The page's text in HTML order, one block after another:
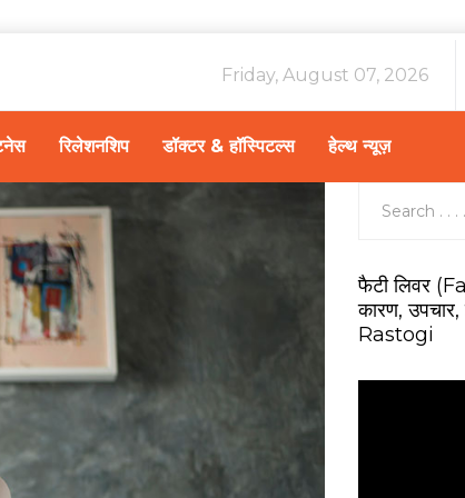
Friday, August 07, 2026
रिलेशनशिप डॉक्टर & हॉस्पिटल्स हेल्थ न्यूज़
फैटी लिवर
कारण,
Rastogi